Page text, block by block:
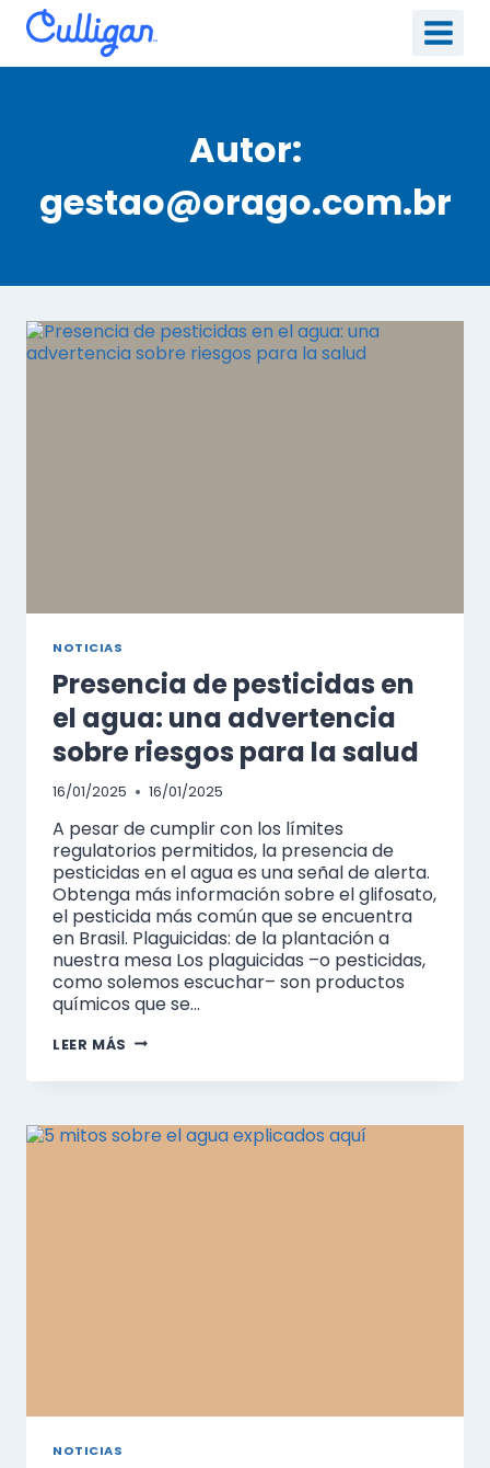
Saltar
Autor:
gestao@orago.com.br
NOTICIAS
Presencia de pesticidas en
el agua: una advertencia
sobre riesgos para la salud
16/01/2025 16/01/2025
A pesar de cumplir con los límites
regulatorios permitidos, la presencia de
pesticidas en el agua es una señal de alerta.
Obtenga más información sobre el glifosato,
el pesticida más común que se encuentra
en Brasil. Plaguicidas: de la plantación a
nuestra mesa Los plaguicidas –o pesticidas,
como solemos escuchar– son productos
químicos que se…
LEER MÁS PRESENCIA
AGUA:
UNA
NOTICIAS